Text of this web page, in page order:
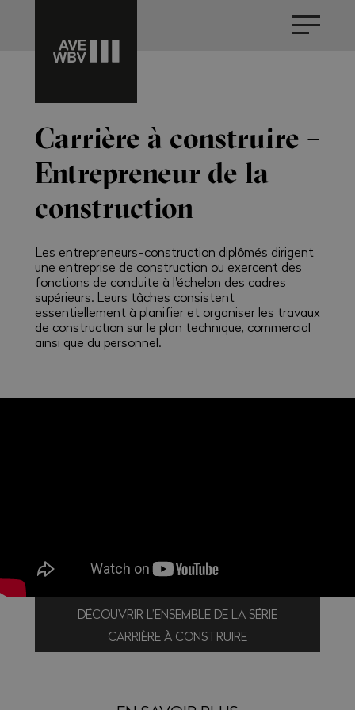
Carrière à construire –
Entrepreneur de la
construction
Les entrepreneurs-construction diplômés dirigent
une entreprise de construction ou exercent des
fonctions de conduite à l'échelon des cadres
supérieurs. Leurs tâches consistent
essentiellement à planifier et organiser les travaux
de construction sur le plan technique, commercial
ainsi que du personnel.
DÉCOUVRIR L’ENSEMBLE DE LA SÉRIE
CARRIÈRE À CONSTRUIRE